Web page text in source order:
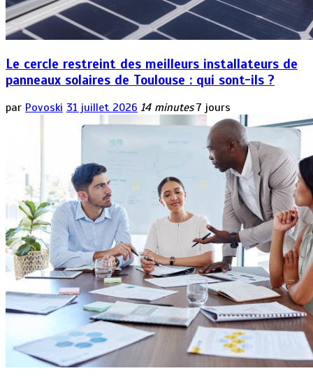
Le cercle restreint des meilleurs installateurs de
panneaux solaires de Toulouse : qui sont-ils ?
par Povoski 31 juillet 2026 14 minutes 7 jours